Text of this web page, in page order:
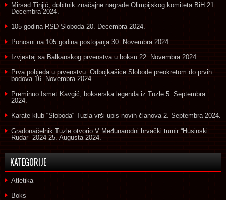
Mirsad Tinjić, dobitnik značajne nagrade Olimpijskog komiteta BiH 21.
Decembra 2024.
105 godina RSD Sloboda 20. Decembra 2024.
Ponosni na 105 godina postojanja 30. Novembra 2024.
Izvjestaj sa Balkanskog prvenstva u boksu 22. Novembra 2024.
Prva pobjeda u prvenstvu: Odbojkašice Slobode preokretom do prvih
bodova 16. Novembra 2024.
Preminuo Ismet Kavgić, bokserska legenda iz Tuzle 5. Septembra
2024.
Karate klub ˝Sloboda˝ Tuzla vrši upis novih članova 2. Septembra 2024.
Gradonačelnik Tuzle otvorio V Međunarodni hrvački turnir “Husinski
Rudar” 2024 25. Augusta 2024.
KATEGORIJE
Atletika
Boks